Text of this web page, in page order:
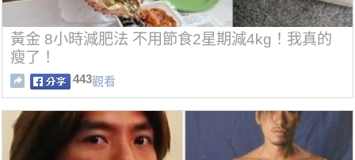
黃金 8小時減肥法 不用節食2星期減4kg！我真的
瘦了！
443觀看